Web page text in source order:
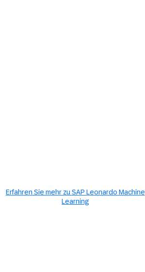
Erfahren Sie mehr zu SAP Leonardo Machine
Learning